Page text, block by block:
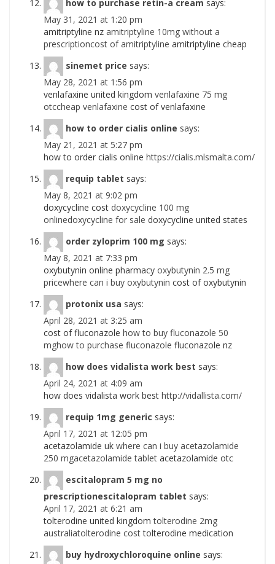
how to purchase retin-a cream says:
May 31, 2021 at 1:20 pm
amitriptyline nz amitriptyline 10mg without a
prescriptioncost of amitriptyline amitriptyline cheap
sinemet price says:
May 28, 2021 at 1:56 pm
venlafaxine united kingdom venlafaxine 75 mg
otccheap venlafaxine cost of venlafaxine
how to order cialis online says:
May 21, 2021 at 5:27 pm
how to order cialis online https://cialis.mlsmalta.com/
requip tablet says:
May 8, 2021 at 9:02 pm
doxycycline cost doxycycline 100 mg
onlinedoxycycline for sale doxycycline united states
order zyloprim 100 mg says:
May 8, 2021 at 7:33 pm
oxybutynin online pharmacy oxybutynin 2.5 mg
pricewhere can i buy oxybutynin cost of oxybutynin
protonix usa says:
April 28, 2021 at 3:25 am
cost of fluconazole how to buy fluconazole 50
mghow to purchase fluconazole fluconazole nz
how does vidalista work best says:
April 24, 2021 at 4:09 am
how does vidalista work best http://vidallista.com/
requip 1mg generic says:
April 17, 2021 at 12:05 pm
acetazolamide uk where can i buy acetazolamide
250 mgacetazolamide tablet acetazolamide otc
escitalopram 5 mg no
prescriptionescitalopram tablet says:
April 17, 2021 at 6:21 am
tolterodine united kingdomtolterodine 2mg
australiatolterodine costtolterodine medication
buy hydroxychloroquine online says: